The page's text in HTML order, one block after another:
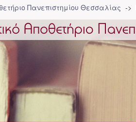
Πανεπιστημίου Θεσσαλίας